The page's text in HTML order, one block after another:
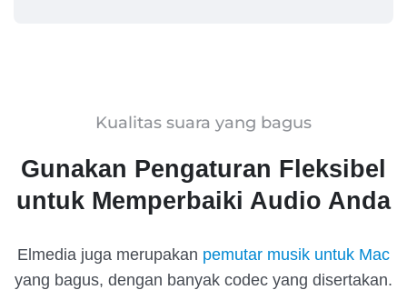
Kualitas suara yang bagus
Gunakan Pengaturan Fleksibel
untuk Memperbaiki Audio Anda
Elmedia juga merupakan pemutar musik untuk Mac
yang bagus, dengan banyak codec yang disertakan.